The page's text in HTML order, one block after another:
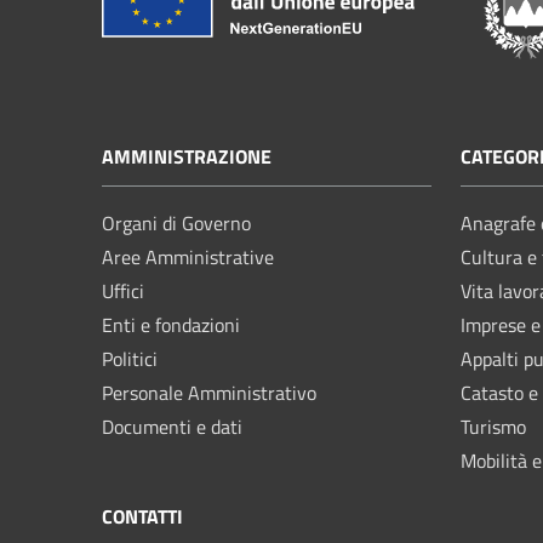
AMMINISTRAZIONE
Organi di Governo
Aree Amministrative
Uffici
Enti e fondazioni
Politici
Personale Amministrativo
Documenti e dati
Cultura
Vita
Imprese
Appalti
Catasto
Turismo
Mobilità
CONTATTI